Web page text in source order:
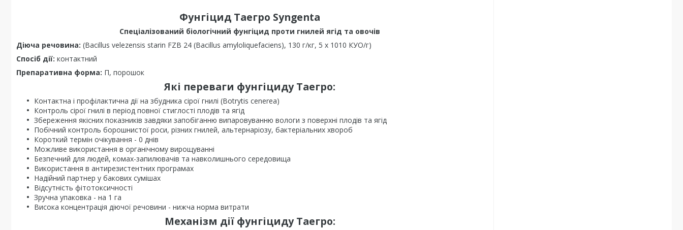
Фунгіцид Таегро Syngenta
Спеціалізований біологічний фунгіцид проти гнилей ягід та овочів
Діюча речовина: (Bacillus velezensis starin FZB 24 (Bacillus amyloliquefaciens), 130 г/кг, 5 х 1010 КУО/г)
Спосіб дії: контактний
Препаративна форма: П, порошок
Які переваги фунгіциду Таегро:
Контактна і профілактична дії на збудника сірої гнилі (Botrytis cenerea)
Контроль сірої гнилі в період повної стиглості плодів та ягід
Збереження якісних показників завдяки запобіганню випаровуванню вологи з поверхні плодів та ягід
Побічний контроль борошнистої роси, різних гнилей, альтернаріозу, бактеріальних хвороб
Короткий термін очікування - 0 днів
Можливе використання в органічному вирощуванні
Безпечний для людей, комах-запилювачів та навколишнього середовища
Використання в антирезистентних програмах
Надійний партнер у бакових сумішах
Відсутність фітотоксичності
Зручна упаковка - на 1 га
Висока концентрація діючої речовини - нижча норма витрати
Механізм дії фунгіциду Таегро: